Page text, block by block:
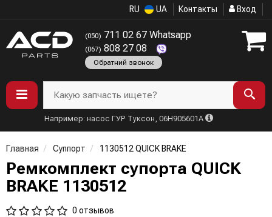
RU UA Контакты Вход
(050) 711 02 67 Whatsapp
(067) 808 27 08
Обратний звонок
Какую запчасть ищете?
Например: насос ГУР Туксон, 06H905601A
Главная Суппорт 1130512 QUICK BRAKE
Ремкомплект супорта QUICK
BRAKE 1130512
0 отзывов